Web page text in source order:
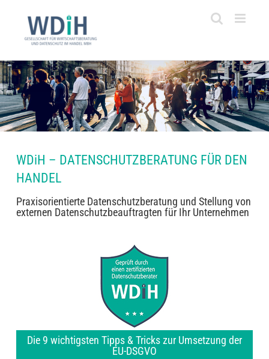
springen
WDiH – DATENSCHUTZBERATUNG FÜR DEN
HANDEL
Praxisorientierte Datenschutzberatung und Stellung von
externen Datenschutzbeauftragten für Ihr Unternehmen
Die 9 wichtigsten Tipps & Tricks zur Umsetzung der
EU-DSGVO